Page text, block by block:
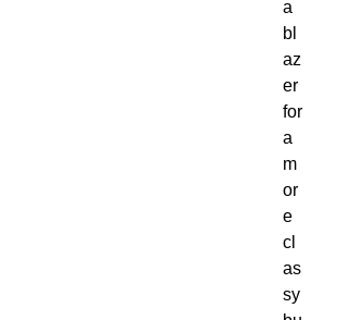
a
bl
az
er
for
a
m
or
e
cl
as
sy